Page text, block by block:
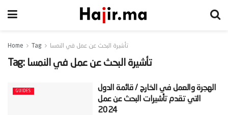
Home Tag تأشيرة البحث عن عمل في النمسا
Tag: تأشيرة البحث عن عمل في النمسا
GUIDES
‫الهجرة والعمل في الخارج / قائمة الدول
التي تقدم تأشيرات البحث عن عمل
2024‬